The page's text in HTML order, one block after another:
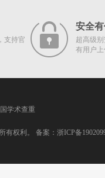
支持官
安全
超高级
有用户
学术查重
有权利。 备案： 浙ICP备